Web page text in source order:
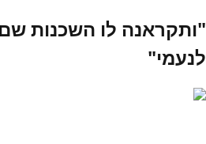
"ותקראנה לו השכנות
לנעמי"